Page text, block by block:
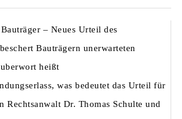
– Neues Urteil des
Bauträgern unerwarteten
heißt
was bedeutet das Urteil für
Rechtsanwalt Dr. Thomas Schulte und